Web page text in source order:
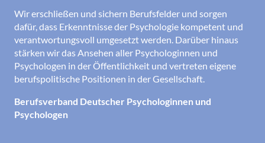
Wir erschließen und sichern Berufsfelder und sorgen
dafür, dass Erkenntnisse der Psychologie kompetent und
verantwortungsvoll umgesetzt werden. Darüber hinaus
stärken wir das Ansehen aller Psychologinnen und
Psychologen in der Öffentlichkeit und vertreten eigene
berufspolitische Positionen in der Gesellschaft.
Berufsverband Deutscher Psychologinnen und
Psychologen